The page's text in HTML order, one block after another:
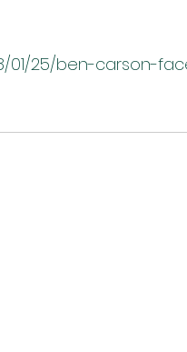
01/25/ben-carson-